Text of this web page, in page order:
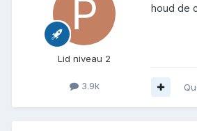
Lid niveau 2
3.9k
houd de